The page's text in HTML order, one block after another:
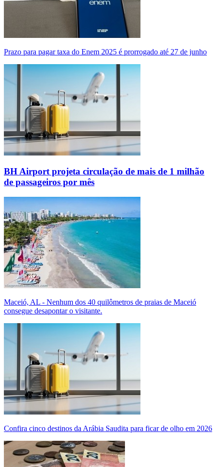
Prazo para pagar taxa do Enem 2025 é prorrogado até 27 de junho
BH Airport projeta circulação de mais de 1 milhão
de passageiros por mês
Maceió, AL - Nenhum dos 40 quilômetros de praias de Maceió
consegue desapontar o visitante.
Confira cinco destinos da Arábia Saudita para ficar de olho em 2026